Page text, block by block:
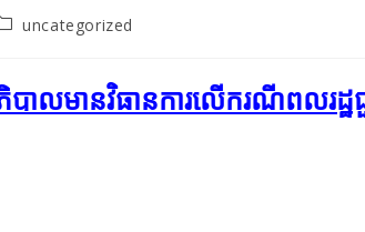
uncategorized
ភិបាល​មាន​វិធានការ​លើ​ករណី​ពលរដ្